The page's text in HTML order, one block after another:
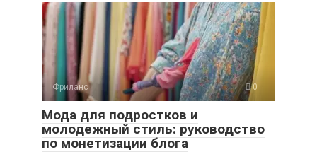
Фриланс 0
Мода для подростков и
молодежный стиль: руководство
по монетизации блога